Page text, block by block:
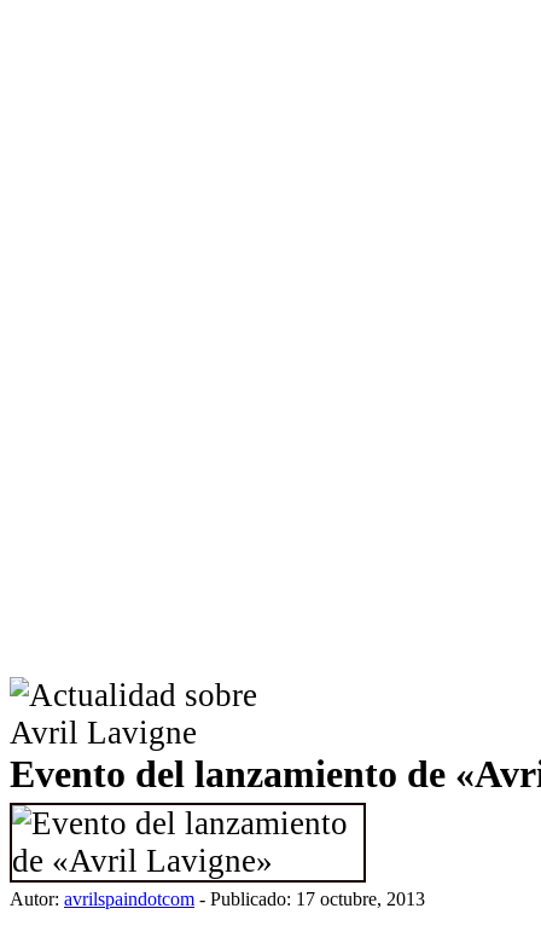
Evento del lanzamiento de
Autor: avrilspaindotcom - Publicado: 17 octubre, 2013